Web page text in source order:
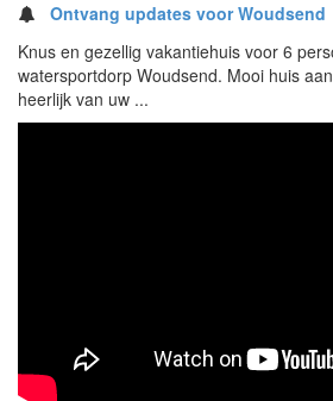
Ontvang updates voor Woudsend
Knus en gezellig vakantiehuis voor 6
watersportdorp Woudsend. Mooi huis
heerlijk van uw ...